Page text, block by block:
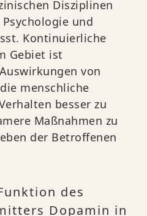
Disziplinen
und
Kontinuierliche
Gebiet ist
von
menschliche
besser zu
Maßnahmen zu
der Betroffenen
des
Dopamin in